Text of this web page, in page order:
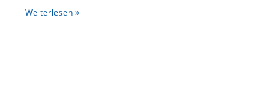
Weiterlesen »